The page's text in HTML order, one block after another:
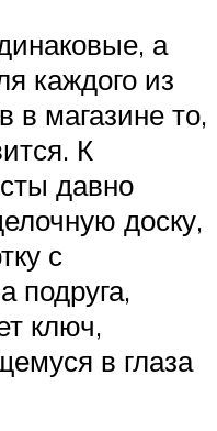
а
каждого из
в магазине то,
К
давно
доску,
с
подруга,
ключ,
в глаза